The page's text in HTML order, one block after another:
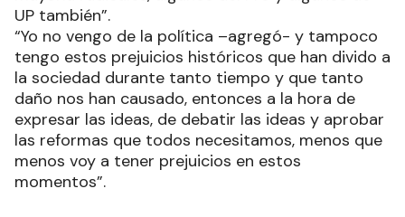
UP también”.
“Yo no vengo de la política –agregó- y tampoco
tengo estos prejuicios históricos que han divido a
la sociedad durante tanto tiempo y que tanto
daño nos han causado, entonces a la hora de
expresar las ideas, de debatir las ideas y aprobar
las reformas que todos necesitamos, menos que
menos voy a tener prejuicios en estos
momentos”.